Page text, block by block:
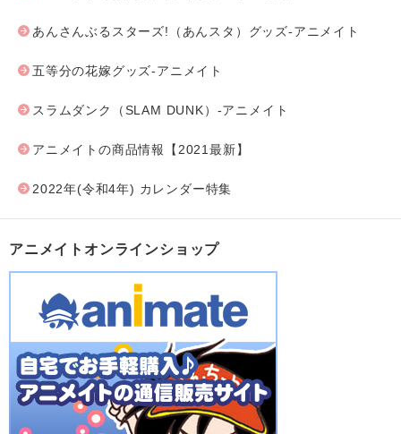
あんさんぶるスターズ!（あんスタ）グッズ-アニメイト
五等分の花嫁グッズ-アニメイト
スラムダンク（SLAM DUNK）-アニメイト
アニメイトの商品情報【2021最新】
2022年(令和4年) カレンダー特集
アニメイトオンラインショップ